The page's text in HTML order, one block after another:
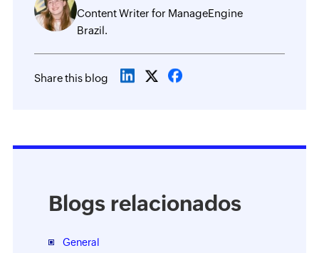
Content Writer for ManageEngine
Brazil.
Share this blog
Blogs relacionados
General